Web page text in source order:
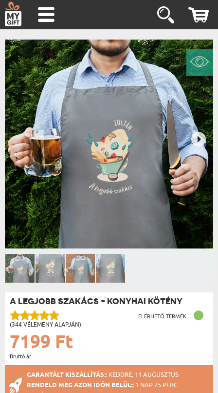
A LEGJOBB SZAKÁCS - KONYHAI KÖTÉNY
(344 VÉLEMÉNY ALAPJÁN)
ELÉRHETŐ TERMÉK
7199 Ft
Bruttó ár
GARANTÁLT KISZÁLLÍTÁS:: KEDDRE, 11 AUGUSZTUS
RENDELD MEG AZON IDŐN BELÜL:: 1 NAP 25 PERC